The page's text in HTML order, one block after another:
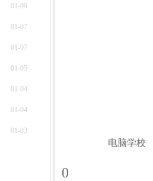
01-09
01-07
01-07
01-05
01-04
01-04
01-03
电脑学校
0